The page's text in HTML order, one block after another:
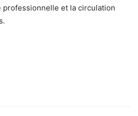
et la circulation